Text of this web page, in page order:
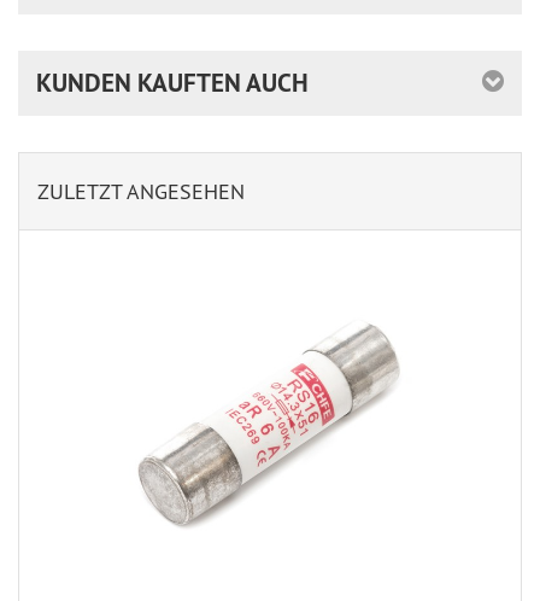
KUNDEN KAUFTEN AUCH
ZULETZT ANGESEHEN